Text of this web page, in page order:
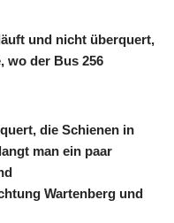
und nicht überquert,
wo der Bus 256
die Schienen in
man ein paar
Wartenberg und